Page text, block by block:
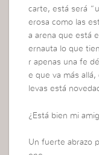
carte, está será
erosa como las
a arena que está
ernauta lo que
r apenas una fe
e que va más allá,
levas está
¿Está bien mi
Un fuerte abrazo